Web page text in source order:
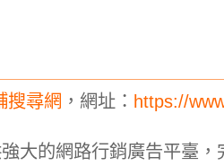
搜尋網 ，網址： https://
大的網路行銷廣告平臺